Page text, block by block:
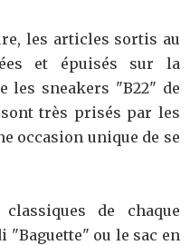
les articles sortis au
et épuisés sur la
les sneakers "B22" de
très prisés par les
occasion unique de se
de chaque
"Baguette" ou le sac en